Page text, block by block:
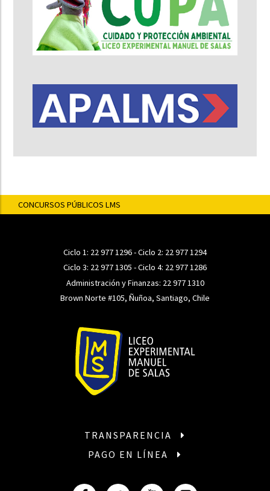
CONCURSOS PÚBLICOS LMS
Ciclo 1: 22 977 1296- Ciclo 2: 22 977 1294
Ciclo 3: 22 977 1305 - Ciclo 4: 22 977 1286
Administración y Finanzas: 22 977 1310
Brown Norte #105, Ñuñoa, Santiago, Chile
TRANSPARENCIA
PAGO EN LÍNEA